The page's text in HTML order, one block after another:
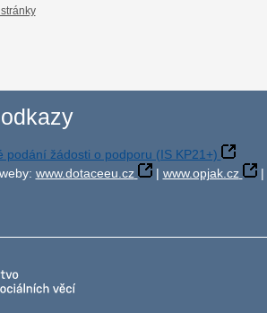
podání žádosti o podporu (IS KP21+)
www.dotaceeu.cz | www.opjak.cz |